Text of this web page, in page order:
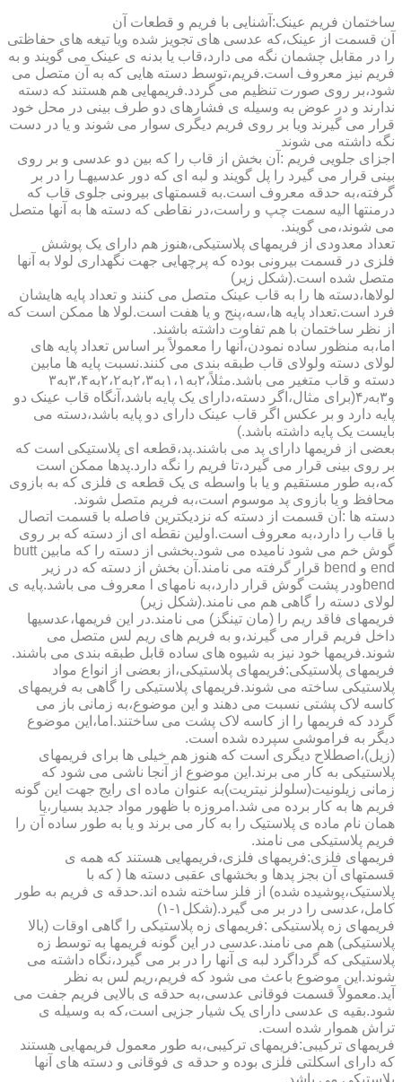
ساختمان فریم عینک:آشنایی با فریم و قطعات آن
آن قسمت از عینک،که عدسی های تجویز شده ویا تیغه های حفاظتی
را در مقابل چشمان نگه می دارد،قاب یا بدنه ی عینک می گویند و به
فریم نیز معروف است.فریم،توسط دسته هایی که به آن متصل می
شود،بر روی صورت تنظیم می گردد.فریمهایی هم هستند که دسته
ندارند و در عوض به وسیله ی فشارهای دو طرف بینی در محل خود
قرار می گیرند ویا بر روی فریم دیگری سوار می شوند و یا در دست
نگه داشته می شوند
اجزای جلویی فریم :آن بخش از قاب را که بین دو عدسی و بر روی
بینی قرار می گیرد را پل گویند و لبه ای که دور عدسیهـا را در بر
گرفته،به حدقه معروف است.به قسمتهای بیرونی جلوی قاب که
درمنتها الیه سمت چپ و راست،در نقاطی که دسته ها به آنها متصل
می شوند،می گویند.
تعداد معدودی از فریمهای پلاستیکی،هنوز هم دارای یک پوشش
فلزی در قسمت بیرونی بوده که پرچهایی جهت نگهداری لولا به آنها
متصل شده است.(شکل زیر)
لولاها،دسته ها را به قاب عینک متصل می کنند و تعداد پایه هایشان
فرد است.تعداد پایه ها،سه،پنج و یا هفت است.لولا ها ممکن است که
از نظر ساختمان با هم تفاوت داشته باشند.
اما،به منظور ساده نمودن،آنها را معمولاً بر اساس تعداد پایه های
لولای دسته ولولای قاب طبقه بندی می کنند.نسبت پایه ها مابین
دسته و قاب متغیر می باشد.مثلاً،۲به۱،۱به۲،۳به۲،۲به۳،۴به۳
و۳به۴٫(برای مثال،اگر دسته،دارای یک پایه باشد،آنگاه قاب عینک دو
پایه دارد و بر عکس اگر قاب عینک دارای دو پایه باشد،دسته می
بایست یک پایه داشته باشد.)
بعضی از فریمها دارای پد می باشند.پد،قطعه ای پلاستیکی است که
بر روی بینی قرار می گیرد،تا فریم را نگه دارد.پدها ممکن است
که،به طور مستقیم و یا با واسطه ی یک قطعه ی فلزی که به بازوی
محافظ و یا بازوی پد موسوم است،به فریم متصل شوند.
دسته ها :آن قسمت از دسته که نزدیکترین فاصله با قسمت اتصال
با قاب را دارد،به معروف است.اولین نقطه ای از دسته که بر روی
گوش خم می شود نامیده می شود.بخشی از دسته را که مابین butt
end و bend قرار گرفته می نامند.آن بخش از دسته که در زیر
bendودر پشت گوش قرار دارد،به نامهای l معروف می باشد.پایه ی
لولای دسته را گاهی هم می نامند.(شکل زیر)
فریمهای فاقد ریم را (مان تینگز) می نامند.در این فریمها،عدسیها
داخل فریم قرار می گیرند،و به فریم های ریم لس متصل می
شوند.فریمها خود نیز به شیوه های ساده قابل طبقه بندی می باشند.
فریمهای پلاستیکی:فریمهای پلاستیکی،از بعضی از انواع مواد
پلاستیکی ساخته می شوند.فریمهای پلاستیکی را گاهی به فریمهای
کاسه لاک پشتی نسبت می دهند و این موضوع،به زمانی باز می
گردد که فریمها را از کاسه لاک پشت می ساختند.اما،این موضوع
دیگر به فراموشی سپرده شده است.
(زیل)،اصطلاح دیگری است که هنوز هم خیلی ها برای فریمهای
پلاستیکی به کار می برند.این موضوع از آنجا ناشی می شود که
زمانی زیلونیت(سلولز نیتریت)به عنوان ماده ای رایج جهت این گونه
فریم ها به کار برده می شد.امروزه با ظهور مواد جدید بسیار،یا
همان نام ماده ی پلاستیک را به کار می برند و یا به طور ساده آن را
فریم پلاستیکی می نامند.
فریمهای فلزی:فریمهای فلزی،فریمهایی هستند که همه ی
قسمتهای آن بجز پدها و بخشهای عقبی دسته ها ( که با
پلاستیک،پوشیده شده) از فلز ساخته شده اند.حدقه ی فریم به طور
کامل،عدسی را در بر می گیرد.(شکل۱-۱)
فریمهای زه پلاستیکی :فریمهای زه پلاستیکی را گاهی اوقات (بالا
پلاستیکی) هم می نامند.عدسی در این گونه فریمها به توسط زه
پلاستیکی که گرداگرد لبه ی آنها را در بر می گیرد،نگاه داشته می
شوند.این موضوع باعث می شود که فریم،ریم لس به نظر
آید.معمولاً قسمت فوقانی عدسی،به حدقه ی بالایی فریم جفت می
شود.بقیه ی عدسی دارای یک شیار جزیی است،که به وسیله ی
تراش هموار شده است.
فریمهای ترکیبی:فریمهای ترکیبی،به طور معمول فریمهایی هستند
که دارای اسکلتی فلزی بوده و حدقه ی فوقانی و دسته های آنها